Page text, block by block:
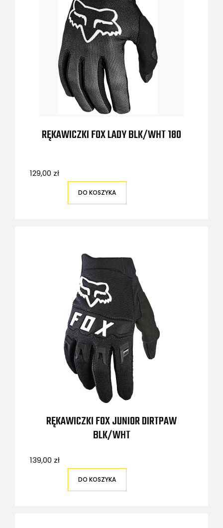
RĘKAWICZKI FOX LADY BLK/WHT 180
129,00 zł
DO KOSZYKA
RĘKAWICZKI FOX JUNIOR DIRTPAW
BLK/WHT
139,00 zł
DO KOSZYKA